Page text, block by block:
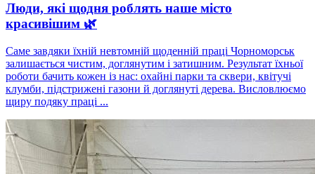
Люди, які щодня роблять наше місто
красивішим 🌿
Саме завдяки їхній невтомній щоденній праці Чорноморськ
залишається чистим, доглянутим і затишним. Результат їхньої
роботи бачить кожен із нас: охайні парки та сквери, квітучі
клумби, підстрижені газони й доглянуті дерева. Висловлюємо
щиру подяку праці ...